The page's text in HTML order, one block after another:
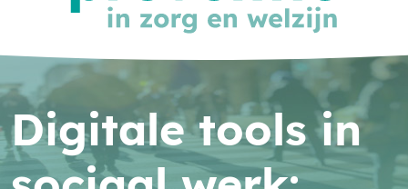
Digitale tools in